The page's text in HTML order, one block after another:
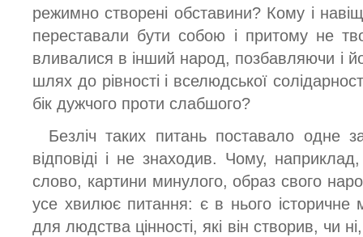
режимно створені обставини? Кому і
переставали бути собою і притому не
вливалися в інший народ, позбавляючи і
шлях до рівності і вселюдської
бік дужчого проти слабшого?
Безліч таких питань поставало
відповіді і не знаходив. Чому,
слово, картини минулого, образ свого
усе хвилює питання: є в нього історичне
для людства цінності, які він створив, чи